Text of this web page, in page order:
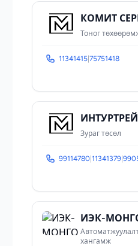
КОМИТ
Тоног
11341415 75751418
Зураг төсөл
99114780 11341379
ИЭК-
хангамж